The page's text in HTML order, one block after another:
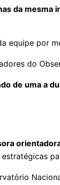
da mesma
equipe por
do
de uma a